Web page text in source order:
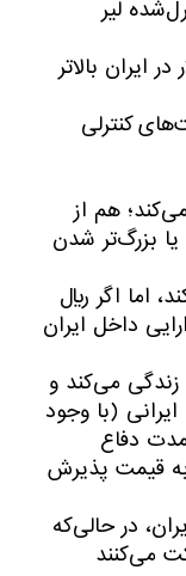
ایران بالاتر
کنترلی
هم از
یا بزرگ‌تر شدن
اما اگر ریال
داخل ایران
زندگی می‌کند و
(با وجود
دفاع
به قیمت پذیرش
در حالی‌که
می‌کنند